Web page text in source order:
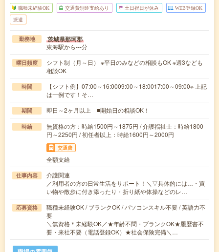
職種未経験OK 交通費別途支給あり 土日祝日が休み WEB登録OK
派遣
勤務地 茨城県那珂郡
東海駅から---分
曜日頻度
シフト制（月～日） ※平日のみなどの相談もOK ※週3なども
相談OK
時間
【シフト例】07:00～16:0009:00～18:0017:00～09:00※ 上記
は一例です！そ…
期間 即日～2ヶ月以上 ■開始日の相談OK！
時給
無資格の方：時給1500円～1875円 / 介護福祉士：時給1800
円～2250円 / 初任者以上：時給1600円～2000円
交通費
全額支給
仕事内容
介護関連
／利用者の方の日常生活をサポート！＼▽具体的には…・買
い物や散歩に付き添ったり・折り紙や体操などのレ…
応募資格
職種未経験OK / ブランクOK / パソコンスキル不要 / 英語力不
要
＼無資格＊未経験OK／★年齢不問・ブランクOK★履歴書不
要・来社不要（電話登録OK）★社会保険完備＼…